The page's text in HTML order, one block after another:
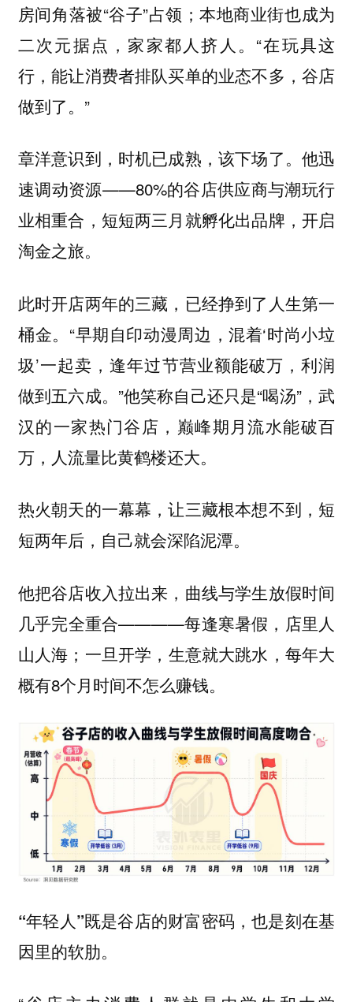
房间角落被“谷子”占领；本地商业街也成为
二次元据点，家家都人挤人。“在玩具这
行，能让消费者排队买单的业态不多，谷店
做到了。”
章洋意识到，时机已成熟，该下场了。他迅
速调动资源——80%的谷店供应商与潮玩行
业相重合，短短两三月就孵化出品牌，开启
淘金之旅。
此时开店两年的三藏，已经挣到了人生第一
桶金。“早期自印动漫周边，混着‘时尚小垃
圾’一起卖，逢年过节营业额能破万，利润
做到五六成。”他笑称自己还只是“喝汤”，武
汉的一家热门谷店，巅峰期月流水能破百
万，人流量比黄鹤楼还大。
热火朝天的一幕幕，让三藏根本想不到，短
短两年后，自己就会深陷泥潭。
他把谷店收入拉出来， 曲线与学生放假时间
几乎完全重合————每逢寒暑假，店里人
山人海；一旦开学，生意就大跳水，每年大
概有8个月时间不怎么赚钱。
“年轻人”既是谷店的财富密码，也是刻在基
因里的软肋。